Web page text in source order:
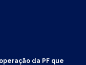
da PF que